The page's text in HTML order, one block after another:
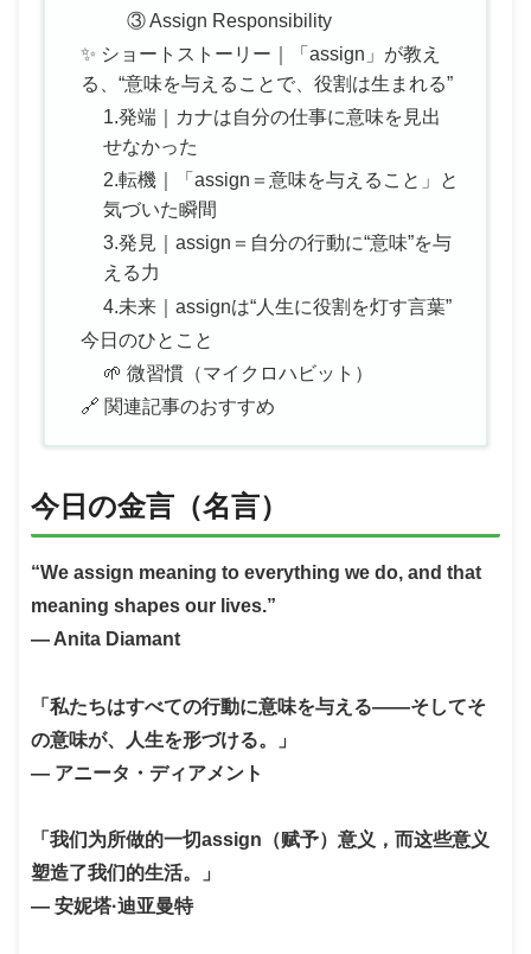
③ Assign Responsibility
✨ ショートストーリー｜「assign」が教え
る、“意味を与えることで、役割は生まれる”
1.発端｜カナは自分の仕事に意味を見出
せなかった
2.転機｜「assign＝意味を与えること」と
気づいた瞬間
3.発見｜assign＝自分の行動に“意味”を与
える力
4.未来｜assignは“人生に役割を灯す言葉”
今日のひとこと
🌱 微習慣（マイクロハビット）
🔗 関連記事のおすすめ
今日の金言（名言）
“We assign meaning to everything we do, and that
meaning shapes our lives.”
— Anita Diamant
「私たちはすべての行動に意味を与える——そしてそ
の意味が、人生を形づける。」
— アニータ・ディアメント
「我们为所做的一切assign（赋予）意义，而这些意义
塑造了我们的生活。」
— 安妮塔·迪亚曼特